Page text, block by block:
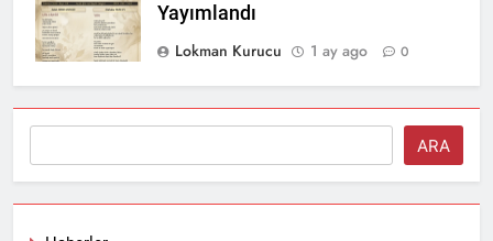
Yayımlandı
Lokman Kurucu
1 ay ago 0
ARA